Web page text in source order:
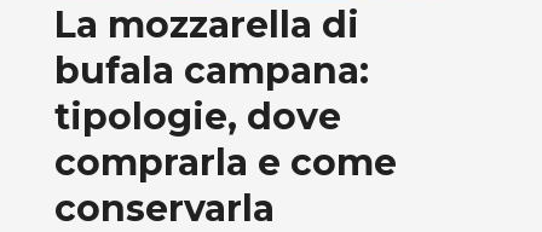
La mozzarella di
bufala campana:
tipologie, dove
comprarla e come
conservarla